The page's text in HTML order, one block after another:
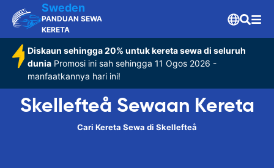
Sweden
PANDUAN SEWA
KERETA
Diskaun sehingga 20% untuk kereta sewa di seluruh
dunia Promosi ini sah sehingga 11 Ogos 2026 -
manfaatkannya hari ini!
Skellefteå Sewaan Kereta
Cari Kereta Sewa di Skellefteå